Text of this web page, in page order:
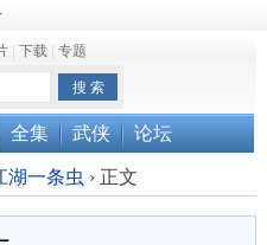
| 下载| 专题
全集 武侠 论坛
湖一条虫 ›正文